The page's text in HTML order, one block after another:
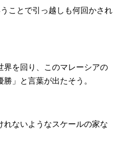
ことで引っ越しも何回かされ
界を回り、このマレーシアの
」と言葉が出たそう。
れないようなスケールの家な